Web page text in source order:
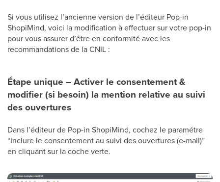
Si vous utilisez l’ancienne version de l’éditeur Pop-in
ShopiMind, voici la modification à effectuer sur votre pop-in
pour vous assurer d’être en conformité avec les
recommandations de la CNIL :
Étape unique – Activer le consentement &
modifier (si besoin) la mention relative au suivi
des ouvertures
Dans l’éditeur de Pop-in ShopiMind, cochez le paramétre
“Inclure le consentement au suivi des ouvertures (e-mail)”
en cliquant sur la coche verte.